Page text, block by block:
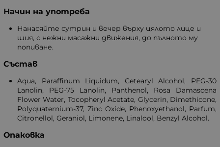
Начин на употреба
Нанасяйте сутрин и вечер върху цялото лице и
шия, с нежни масажни движения, до пълното му
попиване.
Състав
Aqua, Paraffinum Liquidum, Cetearyl Alcohol, PEG-30
Lanolin, PEG-75 Lanolin, Panthenol, Rosa Damascena
Flower Water, Tocopheryl Acetate, Glycerin, Dimethicone,
Polyquaternium-37, Zinc Oxide, Phenoxyethanol, Parfum,
Citronellol, Geraniol, Limonene, Linalool, Benzyl Alcohol.
Опаковка